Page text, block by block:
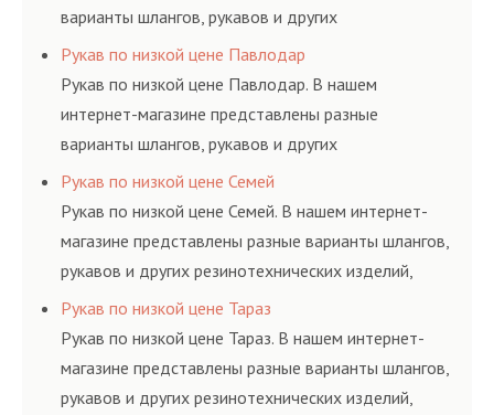
варианты шлангов, рукавов и других
резинотехнических изделий, соответствующих
ГОСТам, техническим условиям и нормативам.
Рукав по низкой цене Павлодар
Рукав по низкой цене Павлодар. В нашем
интернет-магазине представлены разные
варианты шлангов, рукавов и других
резинотехнических изделий, соответствующих
ГОСТам, техническим условиям и нормативам.
Рукав по низкой цене Семей
Рукав по низкой цене Семей. В нашем интернет-
магазине представлены разные варианты шлангов,
рукавов и других резинотехнических изделий,
соответствующих ГОСТам, техническим условиям
и нормативам.
Рукав по низкой цене Тараз
Рукав по низкой цене Тараз. В нашем интернет-
магазине представлены разные варианты шлангов,
рукавов и других резинотехнических изделий,